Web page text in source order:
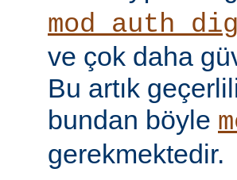
ve çok daha
Bu artık
bundan böyle
gerekmektedir.